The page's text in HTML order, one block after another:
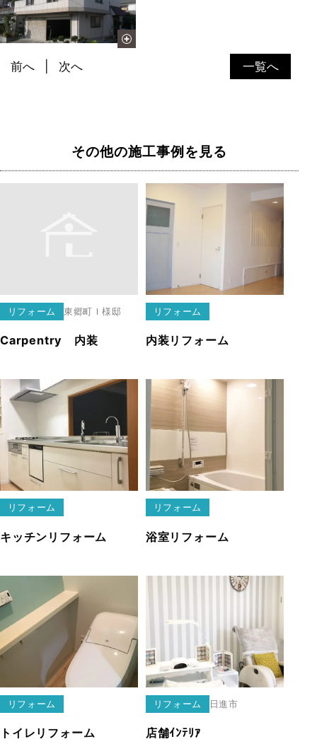
一覧へ
前へ 次へ
その他の施工事例を見る
リフォーム 東郷町 Ｉ様邸
Carpentry 内装
リフォーム
内装リフォーム
リフォーム
キッチンリフォーム
リフォーム
浴室リフォーム
リフォーム
トイレリフォーム
リフォーム 日進市
店舗ｲﾝﾃﾘｱ